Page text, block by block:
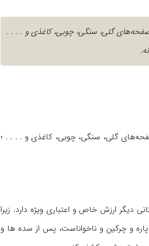
گلی، سنگی، چوبی، كاغذی و . . . .
گلی، سنگی، چوبی، كاغذی و . . . . ؛
دیگر ارزش خاص و اعتباری ویژه دارد. زیرا
و چركین و ناخواناست، پس از سده ها و